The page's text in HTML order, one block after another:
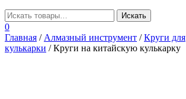
0
Главная / Алмазный инструмент /Круги для
кулькарки / Круги на китайскую кулькарку